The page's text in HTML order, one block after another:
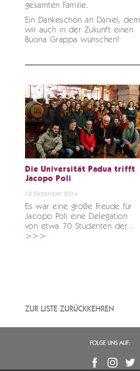
gesamten Familie.
Ein Dankeschön an Daniel, dem
wir auch in der Zukunft einen
Buona Grappa wünschen!
Die Universität Padua trifft
Jacopo Poli
12 Dezember 2014
Es war eine große Freude für
Jacopo Poli eine Delegation
von etwa 70 Studenten der...
>>>
ZUR LISTE ZURÜCKKEHREN
FOLGE UNS AUF: